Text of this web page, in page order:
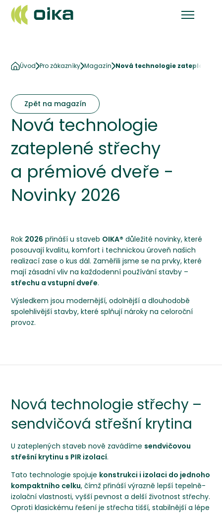
Úvod Pro zákazníky Magazín Nová technologie zateplené
Zpět na magazín
Nová technologie
zateplené střechy
a prémiové dveře -
Novinky 2026
Rok 2026 přináší u staveb OIKA® důležité novinky, které
posouvají kvalitu, komfort i technickou úroveň našich
realizací zase o kus dál. Zaměřili jsme se na prvky, které
mají zásadní vliv na každodenní používání stavby –
střechu a vstupní dveře.
Výsledkem jsou modernější, odolnější a dlouhodobě
spolehlivější stavby, které splňují nároky na celoroční
provoz.
Nová technologie střechy –
sendvičová střešní krytina
U zateplených staveb nově zavádíme sendvičovou
střešní krytinu s PIR izolací.
Tato technologie spojuje konstrukci i izolaci do jednoho
kompaktního celku, čímž přináší výrazně lepší tepelně-
izolační vlastnosti, vyšší pevnost a delší životnost střechy.
Oproti klasickému řešení je střecha tišší, stabilnější a lépe